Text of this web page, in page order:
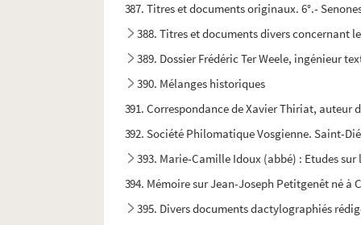
387. Titres et documents originaux. 6°.-
388. Titres et documents divers concernant
389. Dossier Frédéric Ter Weele, ingénieur
390. Mélanges historiques
391. Correspondance de Xavier Thiriat, auteur
392. Société Philomatique Vosgienne. Saint-
393. Marie-Camille Idoux (abbé) : Etudes sur
394. Mémoire sur Jean-Joseph Petitgenêt né à
395. Divers documents dactylographiés